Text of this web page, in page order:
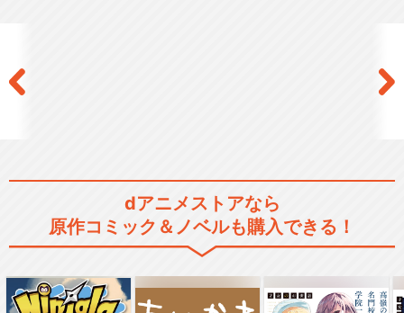
dアニメストアなら
原作コミック＆ノベルも購入できる！